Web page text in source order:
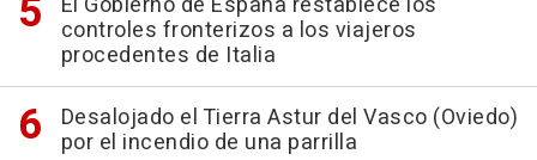
controles fronterizos a los viajeros
procedentes de Italia
Desalojado el Tierra Astur del Vasco (Oviedo)
por el incendio de una parrilla